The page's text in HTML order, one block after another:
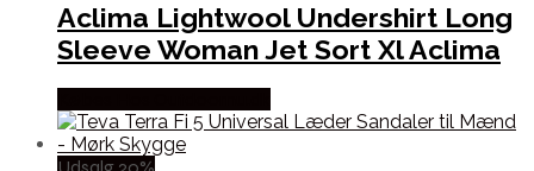
Aclima Lightwool Undershirt Long
Sleeve Woman Jet Sort Xl Aclima